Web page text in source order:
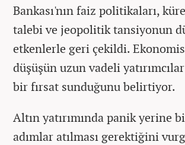
Bankası'nın faiz politikaları,
talebi ve jeopolitik tansiyonun
etkenlerle geri çekildi.
düşüşün uzun vadeli
bir fırsat sunduğunu belirtiyor.
Altın yatırımında panik yerine
adımlar atılması gerektiğini